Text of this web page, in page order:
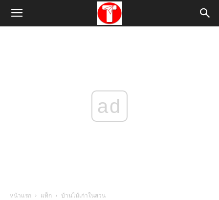
ad
หน้าแรก แท็ก บ้านไม้เก่าในสวน